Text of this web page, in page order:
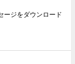
ージをダウンロード